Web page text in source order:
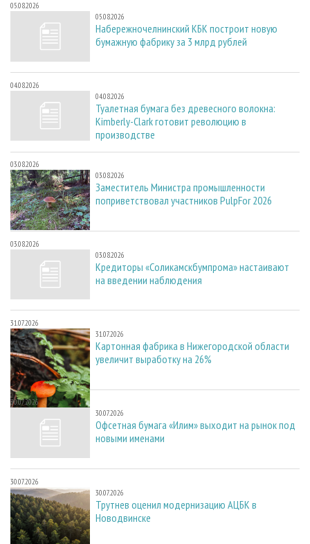
05.08.2026
05.08.2026
Набережночелнинский КБК построит новую
бумажную фабрику за 3 млрд рублей
04.08.2026
04.08.2026
Туалетная бумага без древесного волокна:
Kimberly-Clark готовит революцию в
производстве
03.08.2026
03.08.2026
Заместитель Министра промышленности
поприветствовал участников PulpFor 2026
03.08.2026
03.08.2026
Кредиторы «Соликамскбумпрома» настаивают
на введении наблюдения
31.07.2026
31.07.2026
Картонная фабрика в Нижегородской области
увеличит выработку на 26%
30.07.2026
30.07.2026
Офсетная бумага «Илим» выходит на рынок под
новыми именами
30.07.2026
30.07.2026
Трутнев оценил модернизацию АЦБК в
Новодвинске